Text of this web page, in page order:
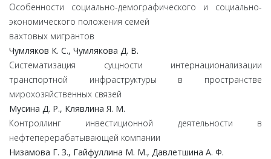
Особенности социально-демографического и социально-
экономического положения семей
вахтовых мигрантов
Чумляков К. С., Чумлякова Д. В.
Систематизация сущности интернационализации
транспортной инфраструктуры в пространстве
мирохозяйственных связей
Мусина Д. Р., Клявлина Я. М.
Контроллинг инвестиционной деятельности в
нефтеперерабатывающей компании
Низамова Г. З., Гайфуллина М. М., Давлетшина А. Ф.